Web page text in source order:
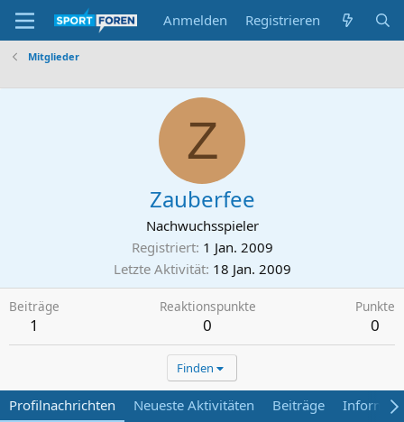
Anmelden Registrieren
Mitglieder
Z
Zauberfee
Nachwuchsspieler
Registriert 1 Jan. 2009
Letzte Aktivität 18 Jan. 2009
Beiträge
1
Reaktionspunkte
0
Punkte
0
Finden
Profilnachrichten Neueste Aktivitäten Beiträge